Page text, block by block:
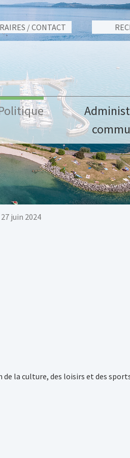
/ CONTACT
juin 2024
la culture, des loisirs et des